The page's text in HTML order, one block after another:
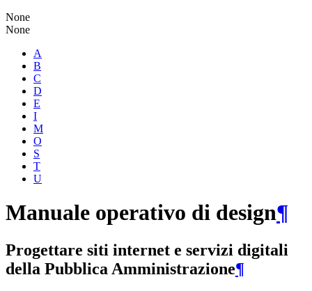
None
None
A
B
C
D
E
I
M
O
S
T
U
Manuale operativo di design¶
Progettare siti internet e servizi digitali
della Pubblica Amministrazione¶